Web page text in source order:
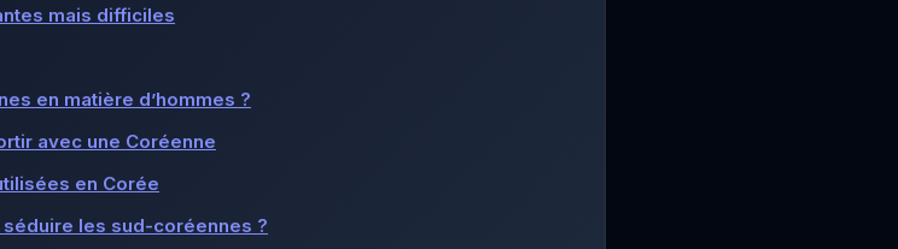
mais difficiles
en matière d’hommes ?
avec une Coréenne
en Corée
les sud-coréennes ?